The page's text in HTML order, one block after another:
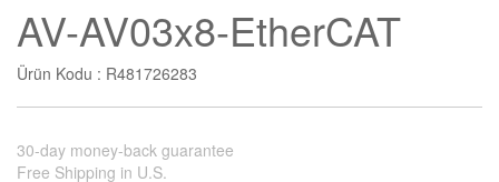
AV-AV03x8-EtherCAT
Ürün Kodu : R481726283
30-day money-back guarantee
Free Shipping in U.S.